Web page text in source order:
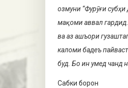
озмуни “Фурӯғи
мақоми аввал
ва аз ашъори
каломи бадеъ
буд. Бо ин умед чанд
Сабки борон